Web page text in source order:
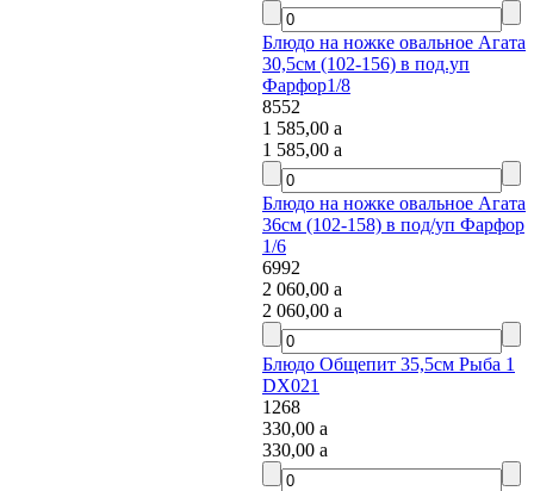
Блюдо на ножке овальное Агата
30,5см (102-156) в под.уп
Фарфор1/8
8552
1 585,00a
1 585,00a
Блюдо на ножке овальное Агата
36см (102-158) в под/уп Фарфор
1/6
6992
2 060,00a
2 060,00a
Блюдо Общепит 35,5см Рыба 1
DX021
1268
330,00a
330,00a